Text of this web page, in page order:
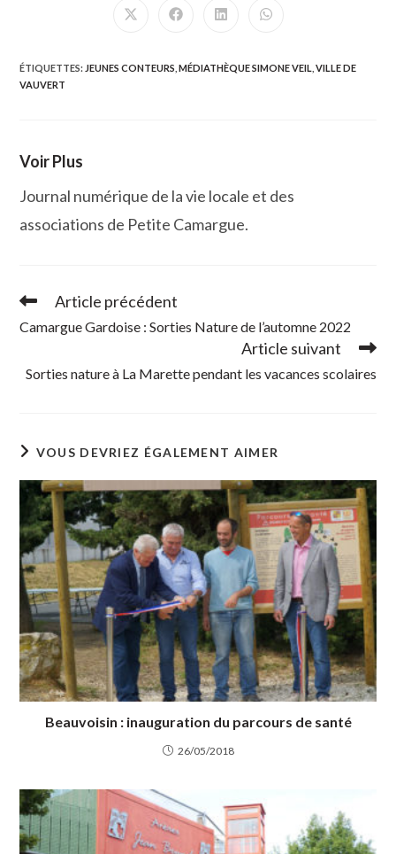
Ouvrir
fenêtre
Ouvrir
fenêtre
Ouvrir
fenêtre
Ouvrir
fenêtre
ÉTIQUETTES: JEUNES CONTEURS MÉDIATHÈQUE SIMONE VEIL VILLE DE
VAUVERT
Voir Plus
Journal numérique de la vie locale et des
associations de Petite Camargue.
Read
articles
Article précédent
Camargue Gardoise : Sorties Nature de l’automne 2022
Article suivant
Sorties nature à La Marette pendant les vacances scolaires
VOUS DEVRIEZ ÉGALEMENT AIMER
Beauvoisin : inauguration du parcours de santé
26/05/2018